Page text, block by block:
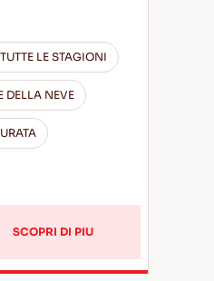
TUTTE LE STAGIONI
DELLA NEVE
SCOPRI DI PIU